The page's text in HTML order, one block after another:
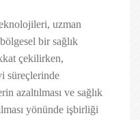
uzman
bir sağlık
çekilirken,
süreçlerinde
azaltılması ve sağlık
yönünde işbirliği